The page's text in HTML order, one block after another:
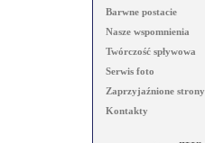
Barwne postacie
Nasze wspomnienia
Twórczość spływowa
Serwis foto
Zaprzyjaźnione strony
Kontakty